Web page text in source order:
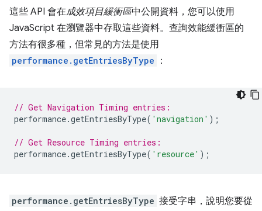
這些 API 會在成效項目緩衝區中公開資料，您可以使用
JavaScript 在瀏覽器中存取這些資料。查詢效能緩衝區的
方法有很多種，但常見的方法是使用
performance.getEntriesByType ：
// Get Navigation Timing entries:
performance.getEntriesByType( 'navigation' );
// Get Resource Timing entries:
performance.getEntriesByType( 'resource' );
performance.getEntriesByType 接受字串，說明您要從